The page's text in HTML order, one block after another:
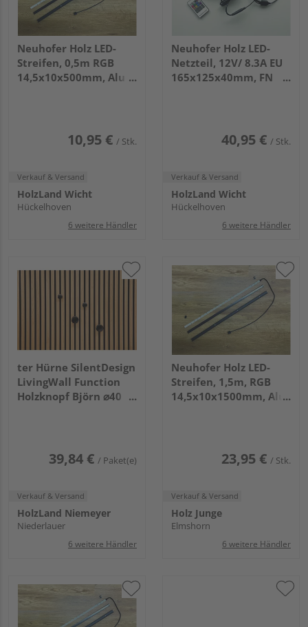
Neuhofer Holz LED-
Streifen, 0,5m RGB
14,5x10x500mm, Alu
10,95 € / Stk.
Verkauf & Versand
HolzLand Wicht
Hückelhoven
6 weitere Händler
Neuhofer Holz LED-
Netzteil, 12V/ 8.3A EU
165x125x40mm, FN
40,95 € / Stk.
Verkauf & Versand
HolzLand Wicht
Hückelhoven
6 weitere Händler
ter Hürne SilentDesign
LivingWall Function
Holzknopf Björn ⌀40
39,84 € / Paket(e)
Verkauf & Versand
HolzLand Niemeyer
Niederlauer
6 weitere Händler
Neuhofer Holz LED-
Streifen, 1,5m, RGB
14,5x10x1500mm, Alu
23,95 € / Stk.
Verkauf & Versand
Holz Junge
Elmshorn
6 weitere Händler